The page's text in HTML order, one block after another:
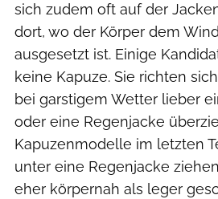
sich zudem oft auf der
dort, wo der Körper dem
ausgesetzt ist. Einige
keine Kapuze. Sie richten
bei garstigem Wetter lieber
oder eine Regenjacke
Kapuzenmodelle im letzten
unter eine Regenjacke
eher körpernah als leger